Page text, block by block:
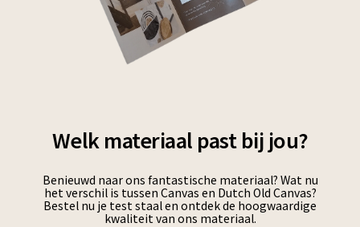
Welk materiaal past bij jou?
Benieuwd naar ons fantastische materiaal? Wat nu
het verschil is tussen Canvas en Dutch Old Canvas?
Bestel nu je test staal en ontdek de hoogwaardige
kwaliteit van ons materiaal.